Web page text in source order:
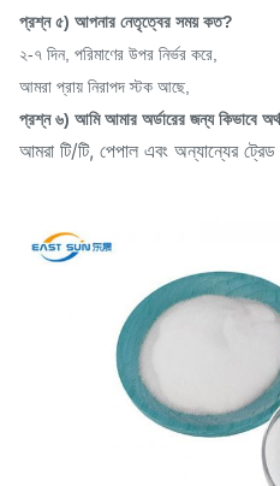
প্রশ্ন ৫) আপনার নেতৃত্বের সময় কত?
২-৭ দিন, পরিমাণের উপর নির্ভর করে,
আমরা প্রায় নিরাপদ স্টক আছে,
প্রশ্ন ৬) আমি আমার অর্ডারের জন্য কিভাবে
আমরা টি/টি, পেপাল এবং অন্যান্যের